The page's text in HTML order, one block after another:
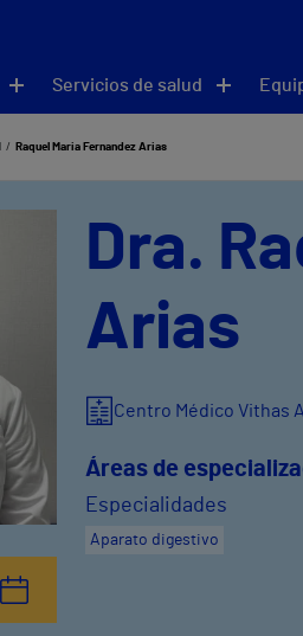
Servicios de salud
Raquel Maria Fernandez Arias
Dra.
Arias
Centro Médico Vithas
Áreas de
Especialidades
Aparato digestivo